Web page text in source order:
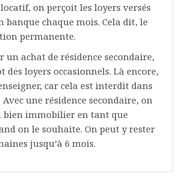
on perçoit les loyers versés
banque chaque mois. Cela dit, le
permanente.
un achat de résidence secondaire,
loyers occasionnels. Là encore,
car cela est interdit dans
une résidence secondaire, on
bien immobilier en tant que
on le souhaite. On peut y rester
jusqu’à 6 mois.